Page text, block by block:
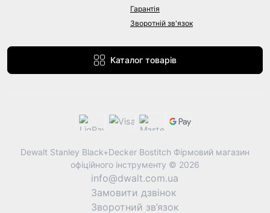
Гарантія
Зворотній зв'язок
Каталог товарів
Dewalt Stanley Black+Decker Bostitch Фірмовий магазин
офіційного інструменту © 2026
info@dwalt.com.ua
Замовити дзвінок
Зворотний зв’язок